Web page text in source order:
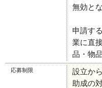
無効と
申請す
業に直
品・物
応募制限
設立か
助成の